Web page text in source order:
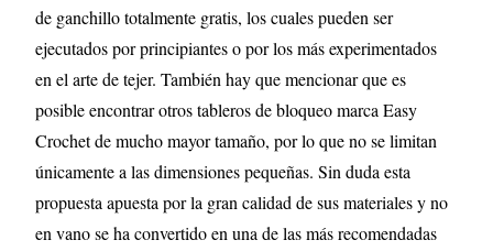
de ganchillo totalmente gratis, los cuales pueden ser
ejecutados por principiantes o por los más experimentados
en el arte de tejer. También hay que mencionar que es
posible encontrar otros tableros de bloqueo marca Easy
Crochet de mucho mayor tamaño, por lo que no se limitan
únicamente a las dimensiones pequeñas. Sin duda esta
propuesta apuesta por la gran calidad de sus materiales y no
en vano se ha convertido en una de las más recomendadas